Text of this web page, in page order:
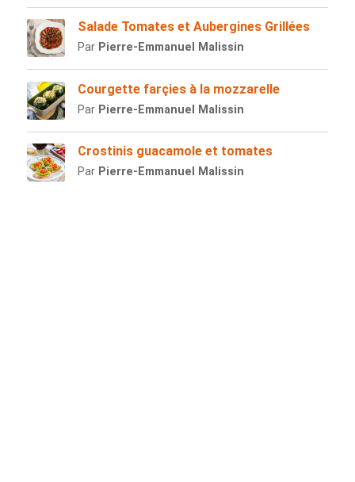
Salade Tomates et Aubergines Grillées
Par Pierre-Emmanuel Malissin
Courgette farçies à la mozzarelle
Par Pierre-Emmanuel Malissin
Crostinis guacamole et tomates
Par Pierre-Emmanuel Malissin